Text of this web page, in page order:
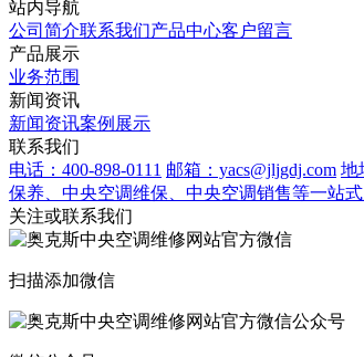
站内导航
公司简介联系我们产品中心客户留言
产品展示
业务范围
新闻资讯
新闻资讯案例展示
联系我们
电话：400-898-0111 邮箱：yacs@jljgdj.com 地
保养、中央空调维保、中央空调销售等一站式
关注或联系我们
扫描添加微信